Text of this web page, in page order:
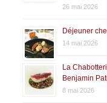
26 mai 2026
Déjeuner
14 mai 2026
La
Benjamin
8 mai 2026